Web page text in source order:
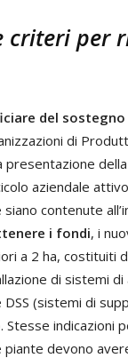
criteri per
del sostegno
di
presentazione
aziendale
contenute
i fondi, i
a 2 ha, costituiti
di sistemi
(sistemi di
Stesse indicazioni
devono